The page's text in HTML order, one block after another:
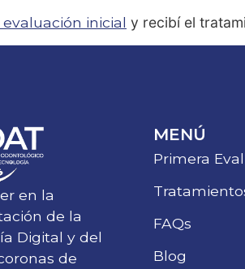
inicial y recibí el
en la
de la
Digital y del
de
MENÚ
Primera
FAQs
Blog